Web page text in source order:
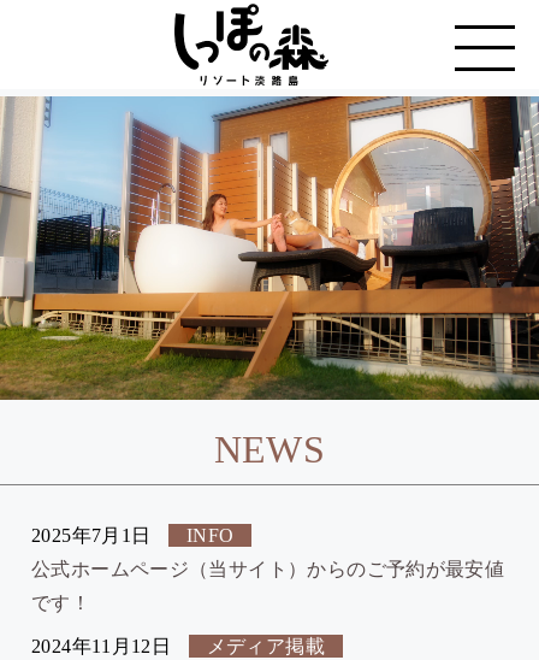
NEWS
2025年7月1日
INFO
公式ホームページ（当サイト）からのご予約が最安値
です！
2024年11月12日
メディア掲載